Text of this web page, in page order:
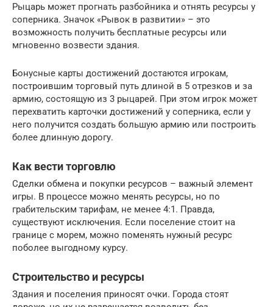
Рыцарь может прогнать разбойника и отнять ресурсы у
соперника. Значок «Рывок в развитии» – это
возможность получить бесплатные ресурсы или
мгновенно возвести здания.
Бонусные карты достижений достаются игрокам,
построившим торговый путь длиной в 5 отрезков и за
армию, состоящую из 3 рыцарей. При этом игрок может
перехватить карточки достижений у соперника, если у
него получится создать большую армию или построить
более длинную дорогу.
Как вести торговлю
Сделки обмена и покупки ресурсов – важный элемент
игры. В процессе можно менять ресурсы, но по
грабительским тарифам, не менее 4:1. Правда,
существуют исключения. Если поселение стоит на
границе с морем, можно поменять нужный ресурс
поболее выгодному курсу.
Строительство и ресурсы
Здания и поселения приносят очки. Города стоят